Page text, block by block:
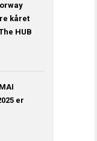
kåret
HUB
er